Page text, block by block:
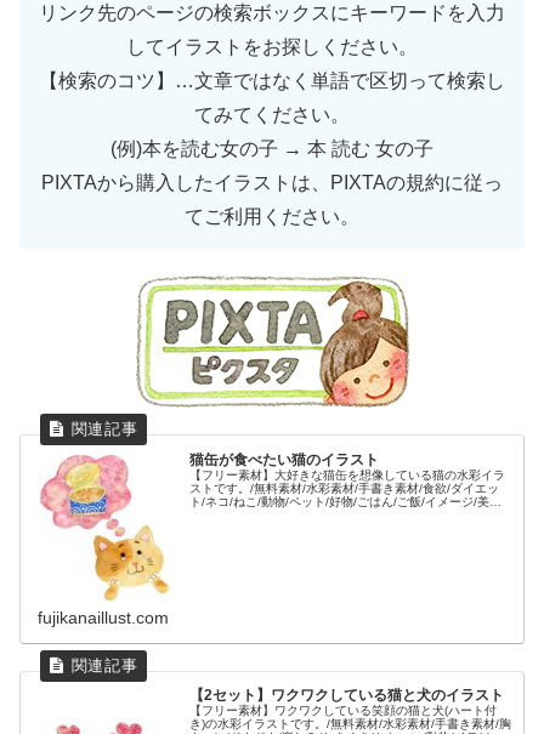
リンク先のページの検索ボックスにキーワードを入力
してイラストをお探しください。
【検索のコツ】…文章ではなく単語で区切って検索し
てみてください。
(例)本を読む女の子 → 本 読む 女の子
PIXTAから購入したイラストは、PIXTAの規約に従っ
てご利用ください。
猫缶が食べたい猫のイラスト
【フリー素材】大好きな猫缶を想像している猫の水彩イラ
ストです。/無料素材/水彩素材/手書き素材/食欲/ダイエッ
ト/ネコ/ねこ/動物/ペット/好物/ごはん/ご飯/イメージ/美味
fujikanaillust.com
【2セット】ワクワクしている猫と犬のイラスト
【フリー素材】ワクワクしている笑顔の猫と犬(ハート付
き)の水彩イラストです。/無料素材/水彩素材/手書き素材/胸